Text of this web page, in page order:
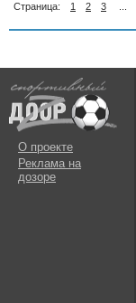
Страница: 1 2 3
О проекте
Реклама на
дозоре